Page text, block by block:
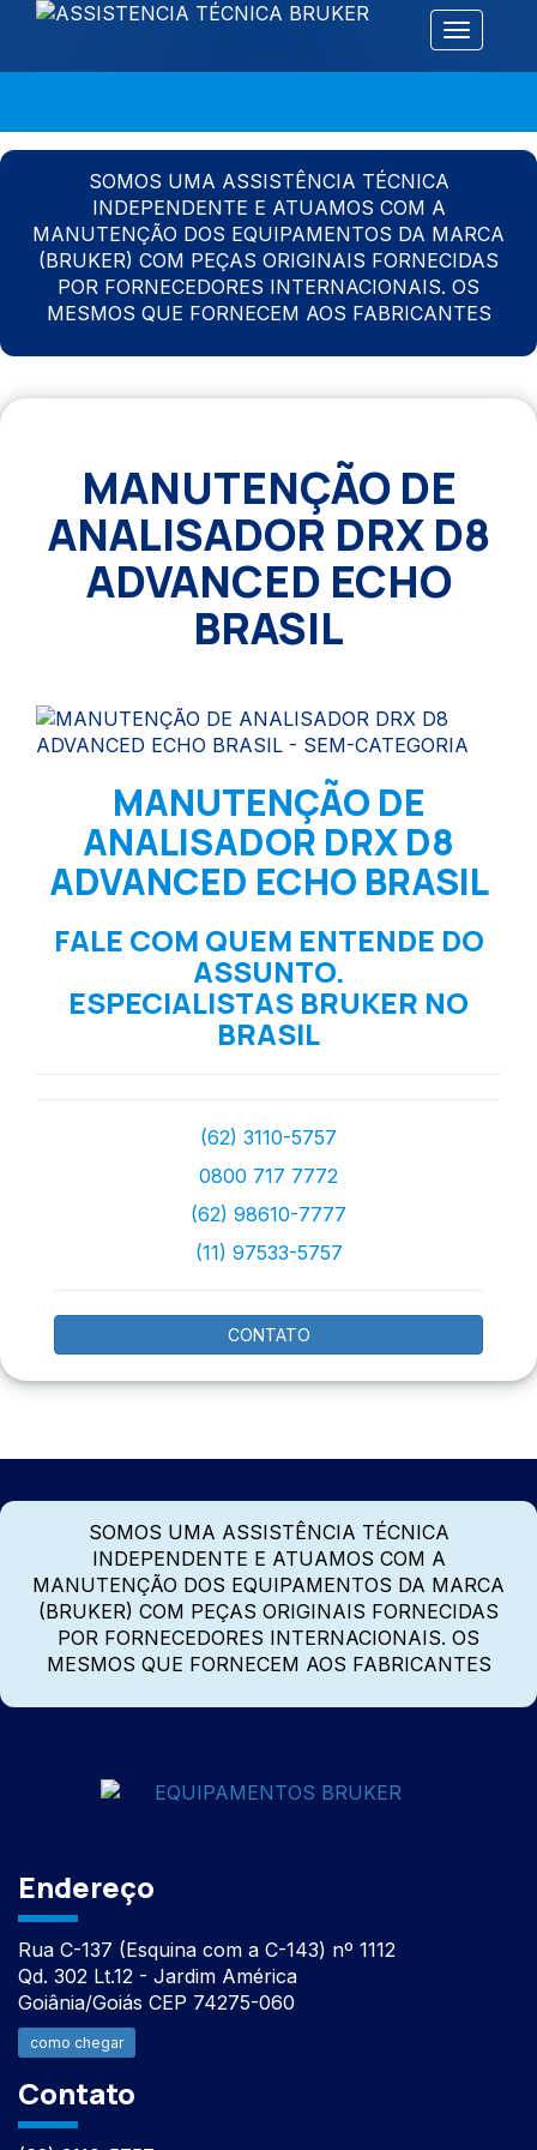
Alternar
SOMOS UMA ASSISTÊNCIA TÉCNICA
INDEPENDENTE E ATUAMOS COM A
MANUTENÇÃO DOS EQUIPAMENTOS DA MARCA
(BRUKER) COM PEÇAS ORIGINAIS FORNECIDAS
POR FORNECEDORES INTERNACIONAIS. OS
MESMOS QUE FORNECEM AOS FABRICANTES
MANUTENÇÃO DE
ANALISADOR DRX D8
ADVANCED ECHO
BRASIL
MANUTENÇÃO DE
ANALISADOR DRX D8
ADVANCED ECHO BRASIL
FALE COM QUEM ENTENDE DO
ASSUNTO.
ESPECIALISTAS BRUKER NO
BRASIL
(62) 3110-5757
0800 717 7772
(62) 98610-7777
(11) 97533-5757
CONTATO
SOMOS UMA ASSISTÊNCIA TÉCNICA
INDEPENDENTE E ATUAMOS COM A
MANUTENÇÃO DOS EQUIPAMENTOS DA MARCA
(BRUKER) COM PEÇAS ORIGINAIS FORNECIDAS
POR FORNECEDORES INTERNACIONAIS. OS
MESMOS QUE FORNECEM AOS FABRICANTES
Endereço
Rua C-137 (Esquina com a C-143) nº 1112
Qd. 302 Lt.12 - Jardim América
Goiânia/Goiás CEP 74275-060
como chegar
Contato